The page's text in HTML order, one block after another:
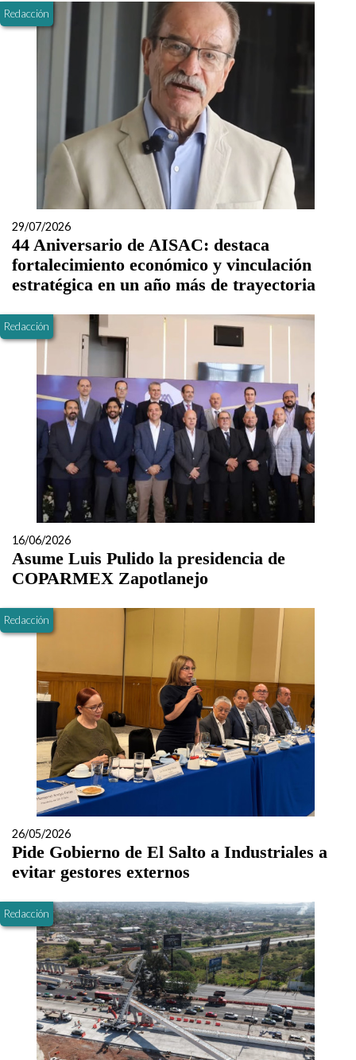
Redacción
29/07/2026
44 Aniversario de AISAC: destaca
fortalecimiento económico y vinculación
estratégica en un año más de trayectoria
Redacción
16/06/2026
Asume Luis Pulido la presidencia de
COPARMEX Zapotlanejo
Redacción
26/05/2026
Pide Gobierno de El Salto a Industriales a
evitar gestores externos
Redacción